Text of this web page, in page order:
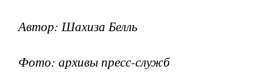
Автор: Шахиза Белль
Фото: архивы пресс-служб